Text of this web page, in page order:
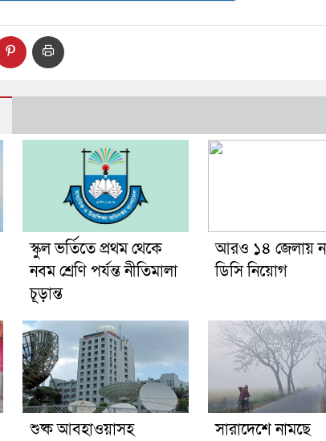
স্কুল ভর্তিতে প্রথম থেকে
নবম শ্রেণি পর্যন্ত নীতিমালা
চূড়ান্ত
আরও ১৪ জেলায়
ডিসি নিয়োগ
শুষ্ক আবহাওয়াসহ
সারাদেশে নামছে